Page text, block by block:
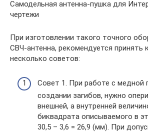
Самодельная антенна-пушка для
чертежи
При изготовлении такого точного
СВЧ-антенна, рекомендуется принять
несколько советов:
Совет 1. При работе с медной
создании загибов, нужно
внешней, а внутренней
биквадрата описываемого в
30,5 – 3,6 = 26,9 (мм). При